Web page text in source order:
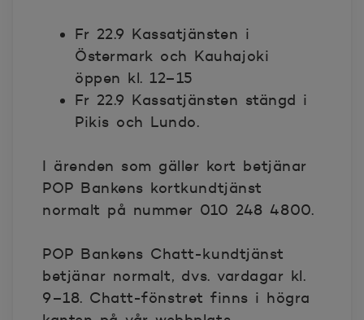
Fr 22.9 Kassatjänsten i
Östermark och Kauhajoki
öppen kl. 12–15
Fr 22.9 Kassatjänsten stängd i
Pikis och Lundo.
I ärenden som gäller kort betjänar
POP Bankens kortkundtjänst
normalt på nummer 010 248 4800.
POP Bankens Chatt-kundtjänst
betjänar normalt, dvs. vardagar kl.
9–18. Chatt-fönstret finns i högra